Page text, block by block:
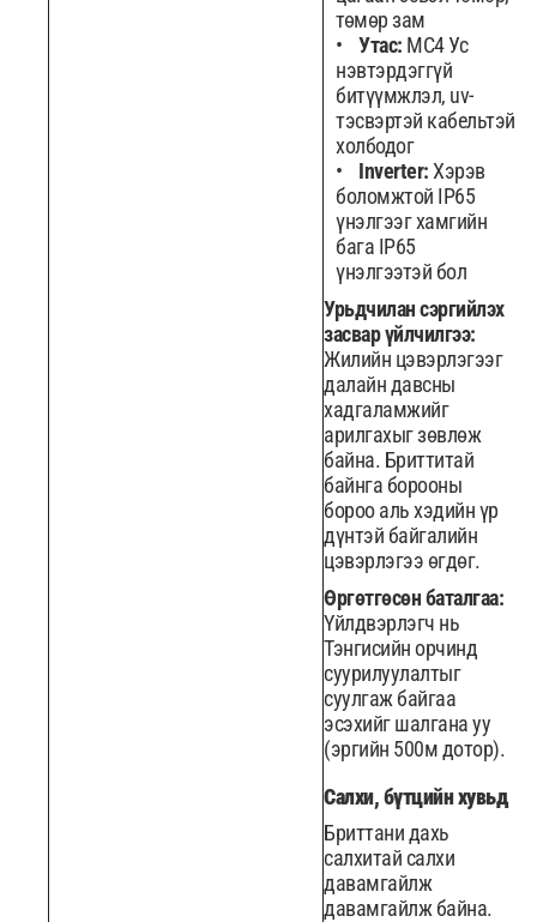
төмөр зам
Утас: MC4 Ус
нэвтэрдэггүй
битүүмжлэл, uv-
тэсвэртэй кабельтэй
холбодог
Inverter: Хэрэв
боломжтой IP65
үнэлгээг хамгийн
бага IP65
үнэлгээтэй бол
Урьдчилан сэргийлэх
засвар үйлчилгээ:
Жилийн цэвэрлэгээг
далайн давсны
хадгаламжийг
арилгахыг зөвлөж
байна. Бриттитай
байнга борооны
бороо аль хэдийн үр
дүнтэй байгалийн
цэвэрлэгээ өгдөг.
Өргөтгөсөн баталгаа:
Үйлдвэрлэгч нь
Тэнгисийн орчинд
суурилуулалтыг
суулгаж байгаа
эсэхийг шалгана уу
(эргийн 500м дотор).
Салхи, бүтцийн хувьд
Бриттани дахь
салхитай салхи
давамгайлж
давамгайлж байна.